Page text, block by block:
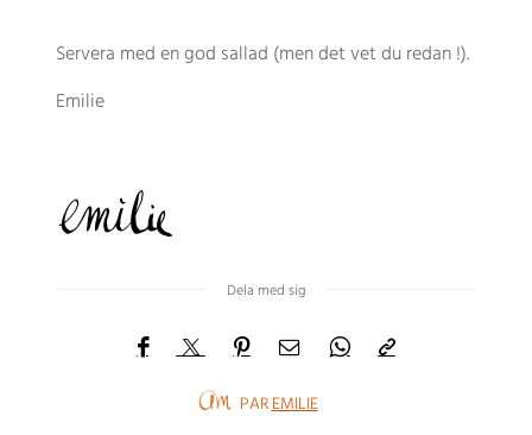
Servera med en god sallad (men det vet du redan !).
Emilie
Dela med sig
PAREMILIE